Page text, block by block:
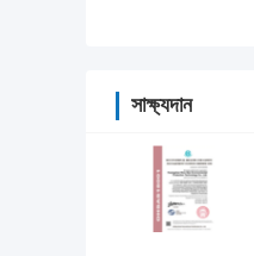
সাক্ষ্যদান